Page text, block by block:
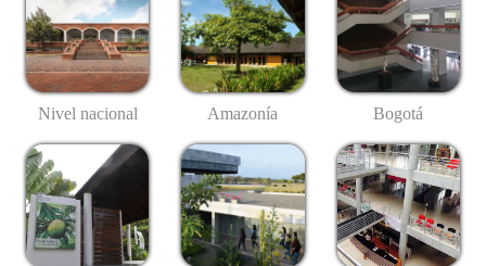
Nivel nacional Amazonía Bogotá